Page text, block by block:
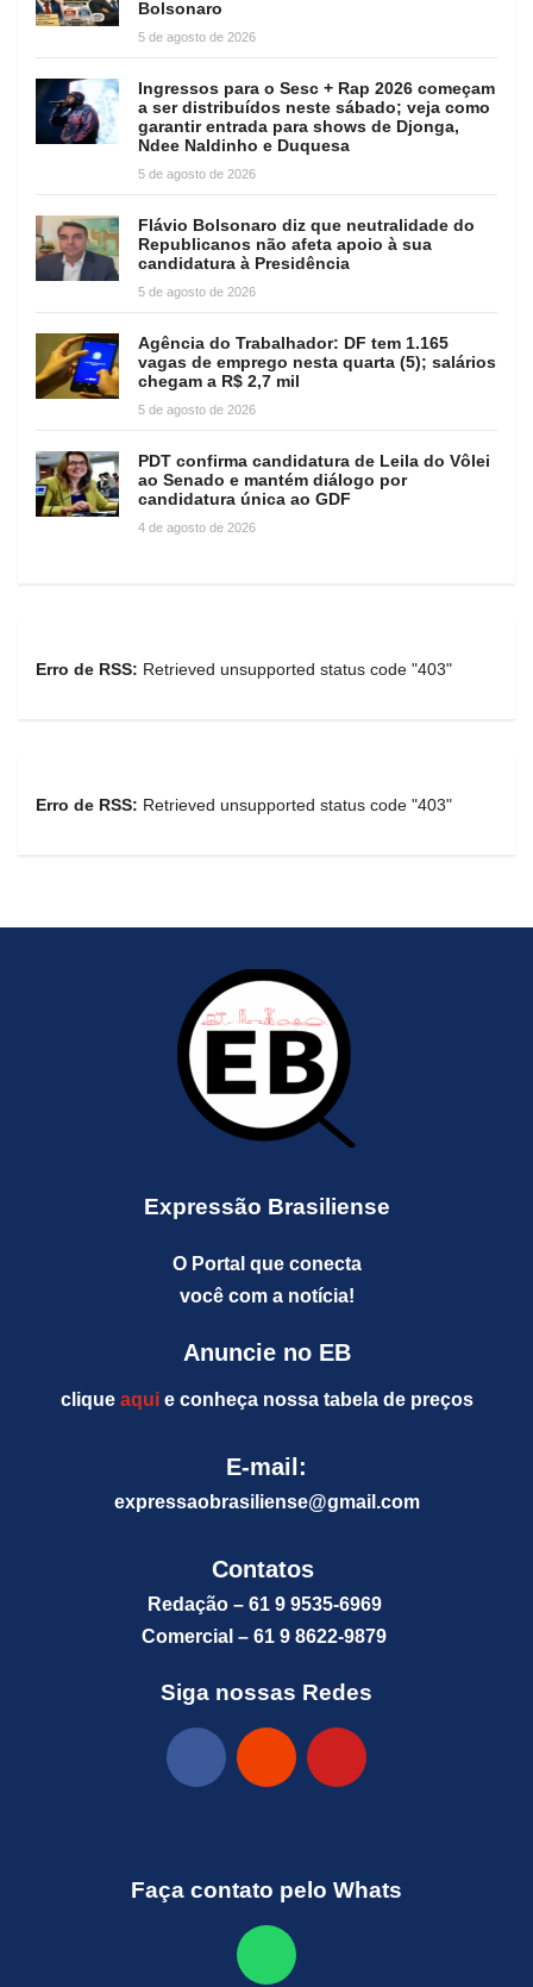
Bolsonaro
5 de agosto de 2026
Ingressos para o Sesc + Rap 2026 começam
a ser distribuídos neste sábado; veja como
garantir entrada para shows de Djonga,
Ndee Naldinho e Duquesa
5 de agosto de 2026
Flávio Bolsonaro diz que neutralidade do
Republicanos não afeta apoio à sua
candidatura à Presidência
5 de agosto de 2026
Agência do Trabalhador: DF tem 1.165
vagas de emprego nesta quarta (5); salários
chegam a R$ 2,7 mil
5 de agosto de 2026
PDT confirma candidatura de Leila do Vôlei
ao Senado e mantém diálogo por
candidatura única ao GDF
4 de agosto de 2026
Erro de RSS: Retrieved unsupported status code "403"
Erro de RSS: Retrieved unsupported status code "403"
Expressão Brasiliense
O Portal que conecta
você com a notícia!
Anuncie no EB
clique aquie conheça nossa tabela de preços
E-mail:
expressaobrasiliense@gmail.com
Contatos
Redação – 61 9 9535-6969
Comercial – 61 9 8622-9879
Siga nossas Redes
Faça contato pelo Whats